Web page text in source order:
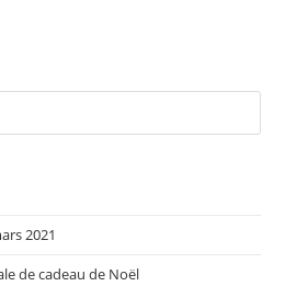
2021
de cadeau de Noël